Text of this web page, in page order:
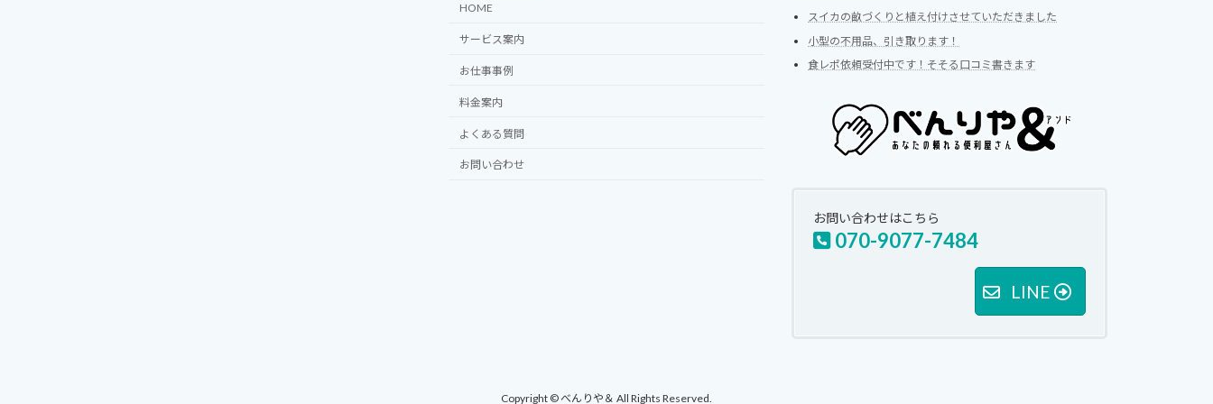
HOME
サービス案内
お仕事事例
料金案内
よくある質問
お問い合わせ
スイカの畝づくりと植え付けさせていただきました
小型の不用品、引き取ります！
食レポ依頼受付中です！そそる口コミ書きます
お問い合わせはこちら
070-9077-7484
LINE
Copyright © べんりや＆ All Rights Reserved.